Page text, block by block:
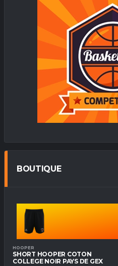
BOUTIQUE
HOOPER
SHORT HOOPER COTON
COLLEGE NOIR PAYS DE GEX